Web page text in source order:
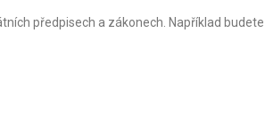
předpisech a zákonech. Například